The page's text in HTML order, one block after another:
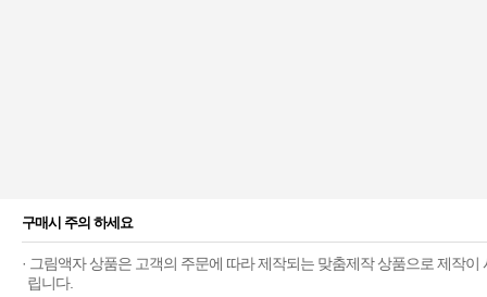
구매시 주의 하세요
· 그림액자 상품은 고객의 주문에 따라 제작되는 맞춤제작 상품으로 제작
립니다.